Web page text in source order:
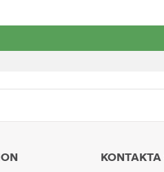
KONTAKTA